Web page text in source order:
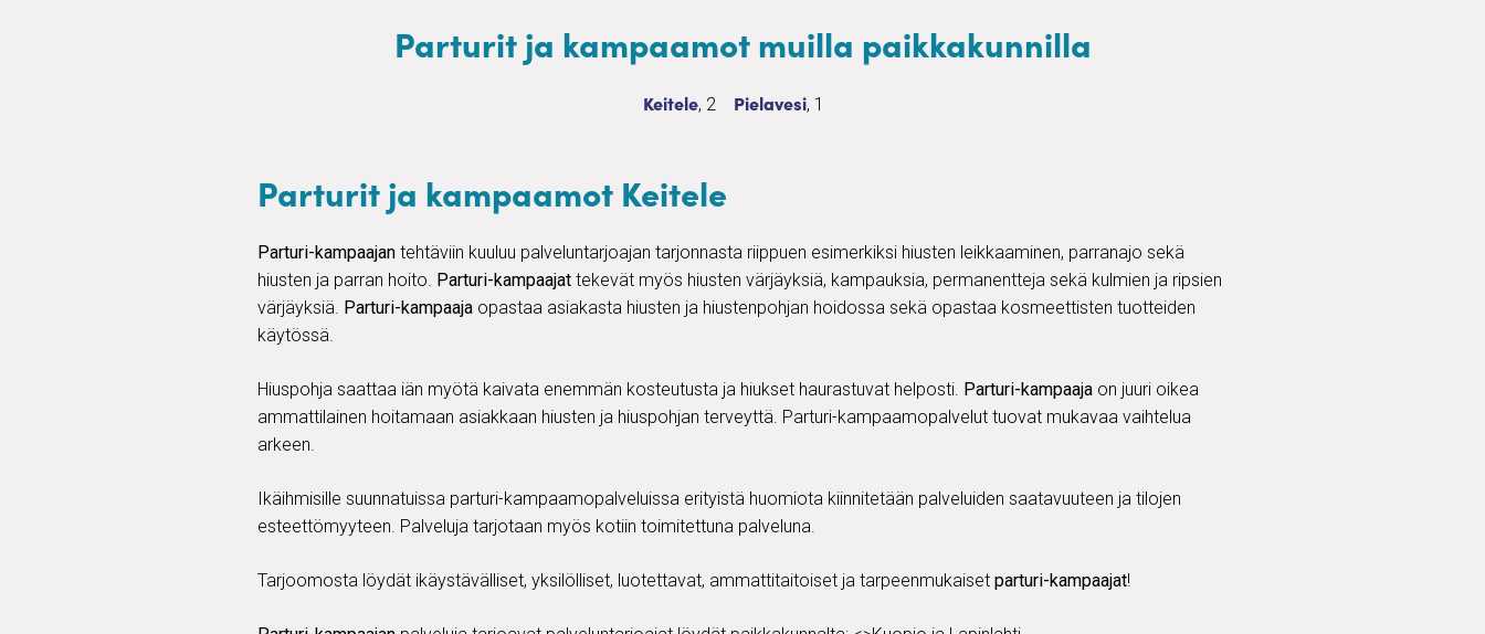
Parturit ja kampaamot muilla paikkakunnilla
Parturit ja kampaamot
Keitele2 palvelua
, 2 Parturit ja kampaamot
Pielavesi1 palvelua
, 1
Parturit ja kampaamot Keitele
Parturi-kampaajantehtäviin kuuluu palveluntarjoajan tarjonnasta riippuen esimerkiksi hiusten leikkaaminen, parranajo sekä
hiusten ja parran hoito. Parturi-kampaajattekevät myös hiusten värjäyksiä, kampauksia, permanentteja sekä kulmien ja ripsien
värjäyksiä. Parturi-kampaajaopastaa asiakasta hiusten ja hiustenpohjan hoidossa sekä opastaa kosmeettisten tuotteiden
käytössä.
Hiuspohja saattaa iän myötä kaivata enemmän kosteutusta ja hiukset haurastuvat helposti. Parturi-kampaajaon juuri oikea
ammattilainen hoitamaan asiakkaan hiusten ja hiuspohjan terveyttä. Parturi-kampaamopalvelut tuovat mukavaa vaihtelua
arkeen.
Ikäihmisille suunnatuissa parturi-kampaamopalveluissa erityistä huomiota kiinnitetään palveluiden saatavuuteen ja tilojen
esteettömyyteen. Palveluja tarjotaan myös kotiin toimitettuna palveluna.
Tarjoomosta löydät ikäystävälliset, yksilölliset, luotettavat, ammattitaitoiset ja tarpeenmukaiset parturi-kampaajat!